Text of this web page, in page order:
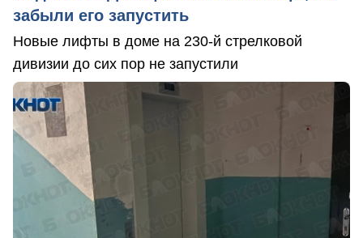
забыли его запустить
Новые лифты в доме на 230-й стрелковой
дивизии до сих пор не запустили